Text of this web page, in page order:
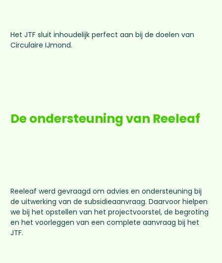
Het JTF sluit inhoudelijk perfect aan bij de doelen van
Circulaire IJmond.
De ondersteuning van Reeleaf
Reeleaf werd gevraagd om advies en ondersteuning bij
de uitwerking van de subsidieaanvraag. Daarvoor hielpen
we bij het opstellen van het projectvoorstel, de begroting
en het voorleggen van een complete aanvraag bij het
JTF.